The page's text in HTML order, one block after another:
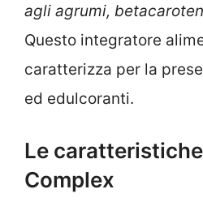
agli agrumi,
Questo integratore
caratterizza per la
ed edulcoranti.
Le
Complex